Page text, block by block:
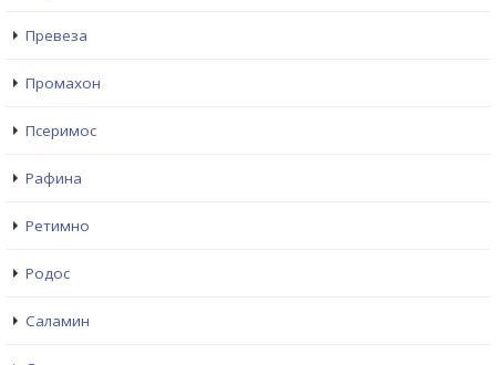
Превеза
Промахон
Псеримос
Рафина
Ретимно
Родос
Саламин